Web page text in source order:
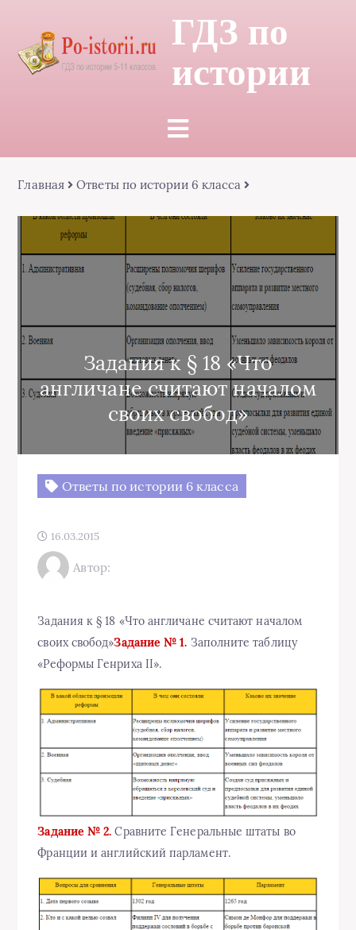
ГДЗ по
истории
Главная Ответы по истории 6 класса
Задания к § 18 «Что
англичане считают началом
своих свобод»
Ответы по истории 6 класса
16.03.2015
Автор:
Задания к § 18 «Что англичане считают началом
своих свобод»Задание № 1. Заполните таблицу
«Реформы Генриха II».
Задание № 2. Сравните Генеральные штаты во
Франции и английский парламент.